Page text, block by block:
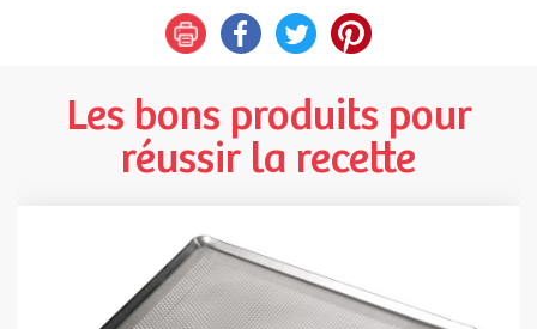
Les bons produits pour
réussir la recette